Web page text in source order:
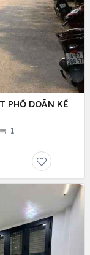
PHỐ DOÃN KẾ
1